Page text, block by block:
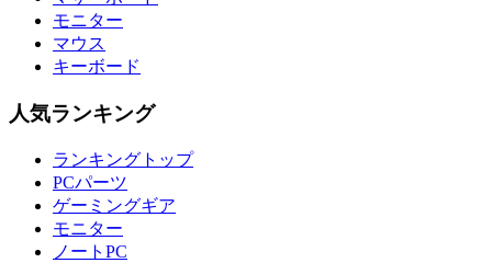
モニター
マウス
キーボード
人気ランキング
ランキングトップ
PCパーツ
ゲーミングギア
モニター
ノートPC